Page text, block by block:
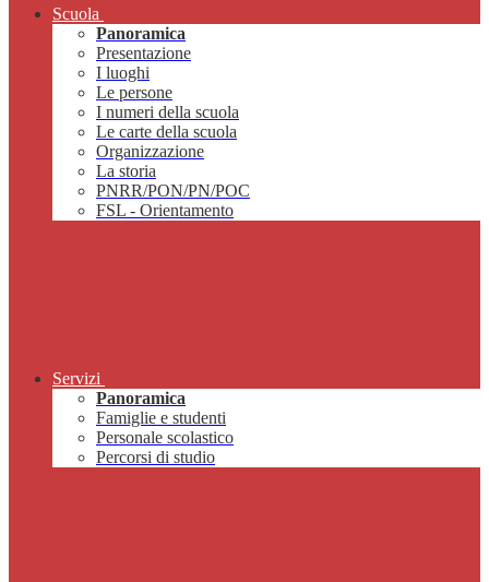
Scuola
Panoramica
Presentazione
I luoghi
Le persone
I numeri della scuola
Le carte della scuola
Organizzazione
La storia
PNRR/PON/PN/POC
FSL - Orientamento
Servizi
Panoramica
Famiglie e studenti
Personale scolastico
Percorsi di studio